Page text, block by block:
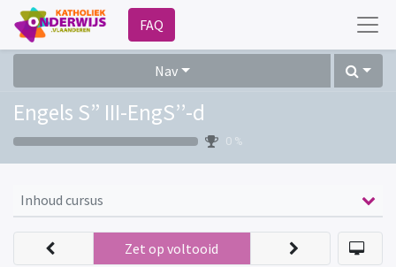
FAQ
Nav
Engels S” III-EngS’’-d
0 %
Inhoud cursus
Zet op voltooid